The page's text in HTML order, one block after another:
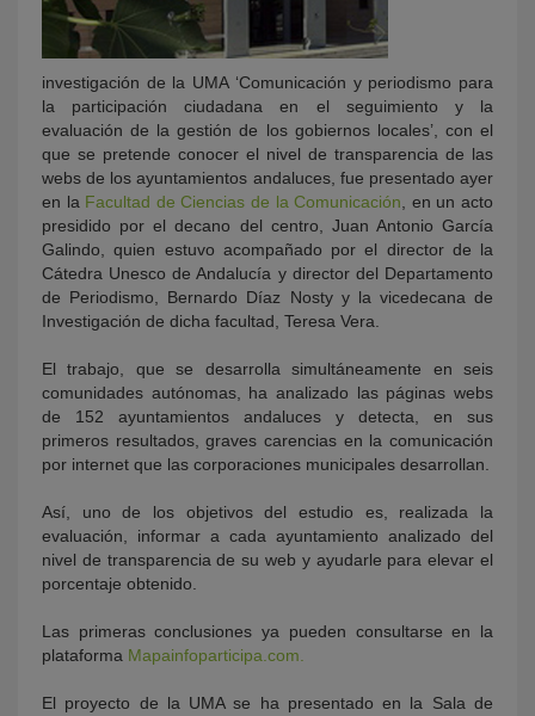
investigación de la UMA ‘Comunicación y periodismo para
la participación ciudadana en el seguimiento y la
evaluación de la gestión de los gobiernos locales’, con el
que se pretende conocer el nivel de transparencia de las
webs de los ayuntamientos andaluces, fue presentado ayer
en la Facultad de Ciencias de la Comunicación , en un acto
presidido por el decano del centro, Juan Antonio García
Galindo, quien estuvo acompañado por el director de la
Cátedra Unesco de Andalucía y director del Departamento
de Periodismo, Bernardo Díaz Nosty y la vicedecana de
Investigación de dicha facultad, Teresa Vera.
El trabajo, que se desarrolla simultáneamente en seis
comunidades autónomas, ha analizado las páginas webs
de 152 ayuntamientos andaluces y detecta, en sus
primeros resultados, graves carencias en la comunicación
por internet que las corporaciones municipales desarrollan.
Así, uno de los objetivos del estudio es, realizada la
evaluación, informar a cada ayuntamiento analizado del
nivel de transparencia de su web y ayudarle para elevar el
porcentaje obtenido.
Las primeras conclusiones ya pueden consultarse en la
plataforma Mapainfoparticipa.com.
El proyecto de la UMA se ha presentado en la Sala de